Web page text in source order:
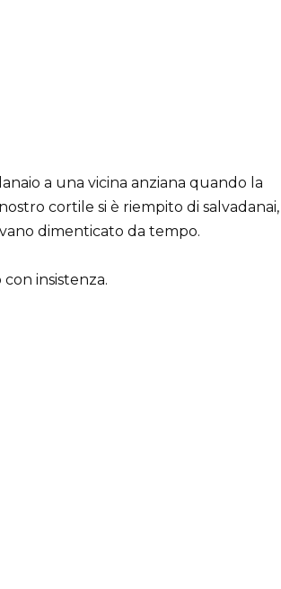
a una vicina anziana quando la
cortile si è riempito di salvadanai,
dimenticato da tempo.
insistenza.